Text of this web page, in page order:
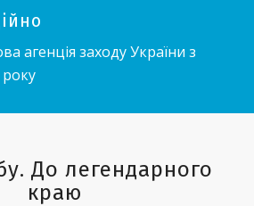
агенція заходу України з
До легендарного
краю